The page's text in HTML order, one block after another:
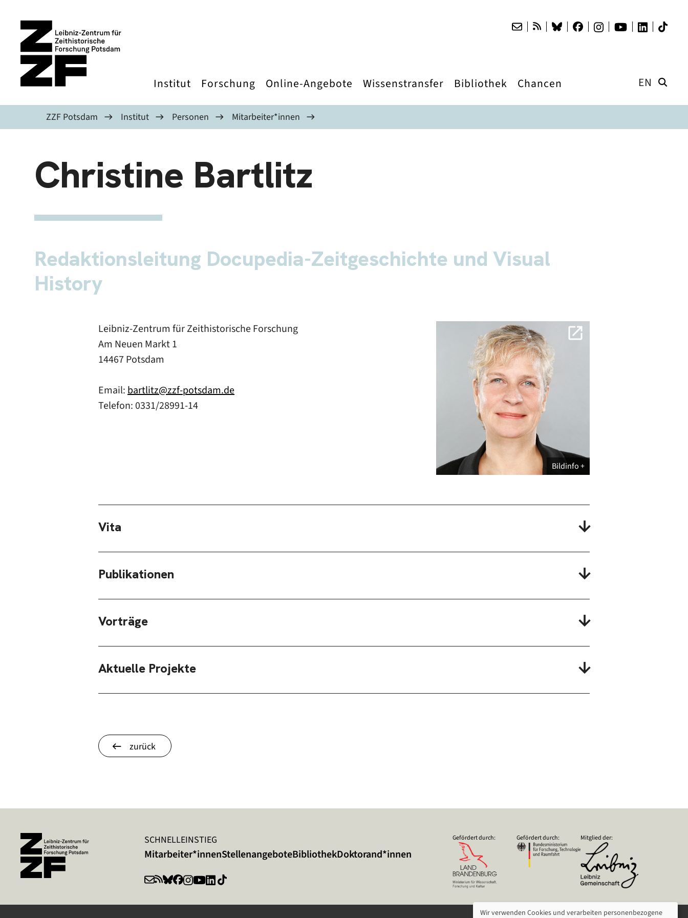
Institut Forschung Online-Angebote Wissenstransfer Bibliothek Chancen EN
ZZF Potsdam Institut Personen Mitarbeiter*innen
Christine Bartlitz
Redaktionsleitung Docupedia-Zeitgeschichte und Visual
History
Bildinfo
Leibniz-Zentrum für Zeithistorische Forschung
Am Neuen Markt 1
14467 Potsdam
Email: bartlitz@zzf-potsdam.de
Telefon: 0331/28991-14
Vita
Publikationen
Vorträge
Aktuelle Projekte
zurück
SCHNELLEINSTIEG
Mitarbeiter*innenStellenangeboteBibliothekDoktorand*innen
Gefördert durch: Gefördert durch: Mitglied der:
Wir verwenden Cookies und verarbeiten personenbezogene